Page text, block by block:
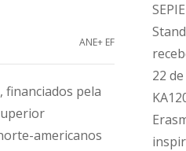
ANE+ EF
financiados pela
americanos
SEPIE
22